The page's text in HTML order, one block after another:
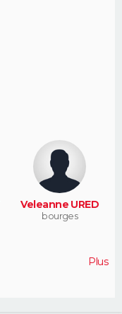
Veleanne URED
bourges
Plus